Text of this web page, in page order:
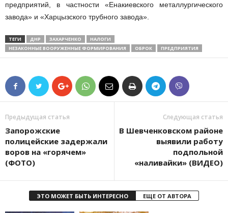
предприятий, в частности «Енакиевского металлургического
завода» и «Харцызского трубного завода».
ТЕГИ ДНР ЗАХАРЧЕНКО
НАЛОГИ
НЕЗАКОННЫЕ ВООРУЖЕННЫЕ ФОРМИРОВАНИЯ
ОБРОК ПРЕДПРИЯТИЯ
Предыдущая статья
Запорожские
полицейские задержали
воров на «горячем»
(ФОТО)
Следующая статья
В Шевченковском районе
выявили работу
подпольной
«наливайки» (ВИДЕО)
ЭТО МОЖЕТ БЫТЬ ИНТЕРЕСНО ЕЩЕ ОТ АВТОРА